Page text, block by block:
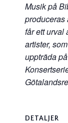
Musik på
produceras
får ett urval
artister,
uppträda
DETALJER